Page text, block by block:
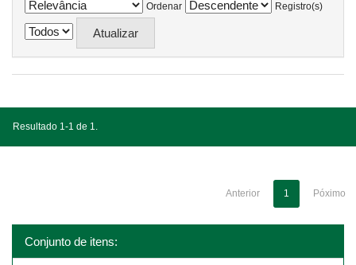
Ordenar
Registro(s)
Resultado 1-1 de 1.
Anterior 1 Póximo
Conjunto de itens: